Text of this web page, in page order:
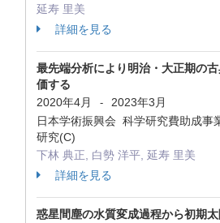
延寿 里美
詳細を見る
最先端分析により明治・大正期の
価する
2020年4月
-
2023年3月
日本学術振興会 科学研究費助成事
研究(C)
下林 典正, 白勢 洋平, 延寿 里美
詳細を見る
惑星間塵の水質変成過程から初期